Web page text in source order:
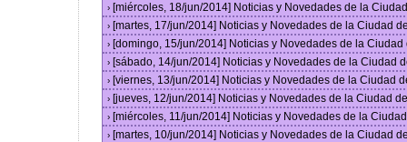
› [miércoles, 18/jun/2014] Noticias y Novedades de la
› [martes, 17/jun/2014] Noticias y Novedades de la Ciudad
› [domingo, 15/jun/2014] Noticias y Novedades de la
› [sábado, 14/jun/2014] Noticias y Novedades de la Ciudad
› [viernes, 13/jun/2014] Noticias y Novedades de la Ciudad
› [jueves, 12/jun/2014] Noticias y Novedades de la Ciudad
› [miércoles, 11/jun/2014] Noticias y Novedades de la
› [martes, 10/jun/2014] Noticias y Novedades de la Ciudad